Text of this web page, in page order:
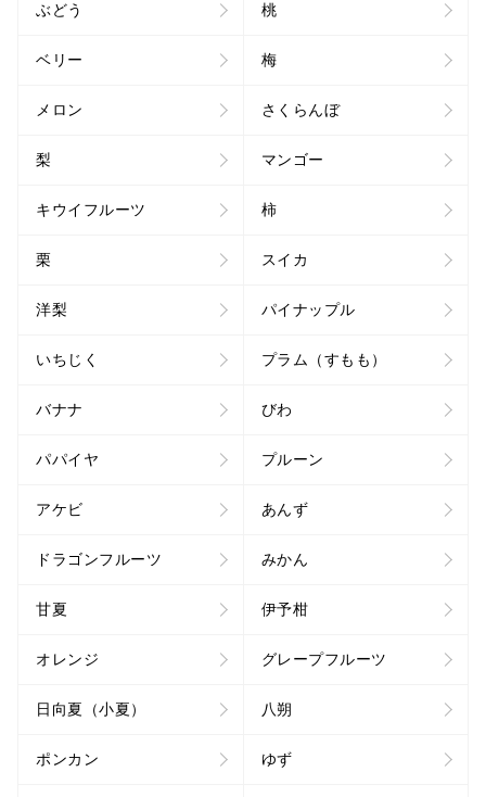
ぶどう 桃
ベリー 梅
メロン さくらんぼ
梨 マンゴー
キウイフルーツ 柿
栗 スイカ
洋梨 パイナップル
いちじく プラム（すもも）
バナナ びわ
パパイヤ プルーン
アケビ あんず
ドラゴンフルーツ みかん
甘夏 伊予柑
オレンジ グレープフルーツ
日向夏（小夏） 八朔
ポンカン ゆず